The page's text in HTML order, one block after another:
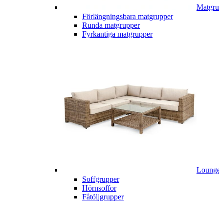
Förlängningsbara matgrupper
Runda matgrupper
Fyrkantiga matgrupper
Soffgrupper
Hörnsoffor
Fåtöljgrupper